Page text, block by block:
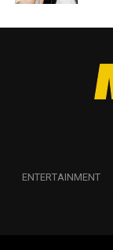
ENTERTAINMENT